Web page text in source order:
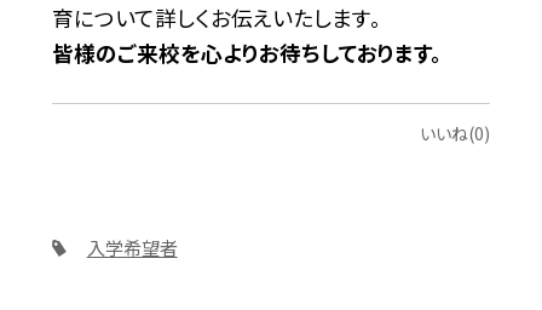
育について詳しくお伝えいたします。
皆様のご来校を心よりお待ちしております。
いいね(0)
入学希望者